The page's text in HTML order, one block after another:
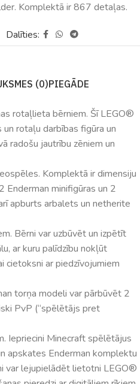
Komplektā ir 867 detaļas.
Dalīties:
(0)PIEGĀDE
rotaļlieta bērniem. Šī LEGO®
rotaļu darbības figūra un
radošu jautrību zēniem un
Komplektā ir dimensiju
Enderman minifigūras un 2
apburts arbalets un netherite
Bērni var uzbūvēt un izpētīt
ar kuru palīdzību nokļūt
cietoksni ar piedzīvojumiem
torņa modeli var pārbūvēt 2
PvP (“spēlētājs pret
Iepriecini Minecraft spēlētājus
apskates Enderman komplektu
var lejupielādēt lietotni LEGO®